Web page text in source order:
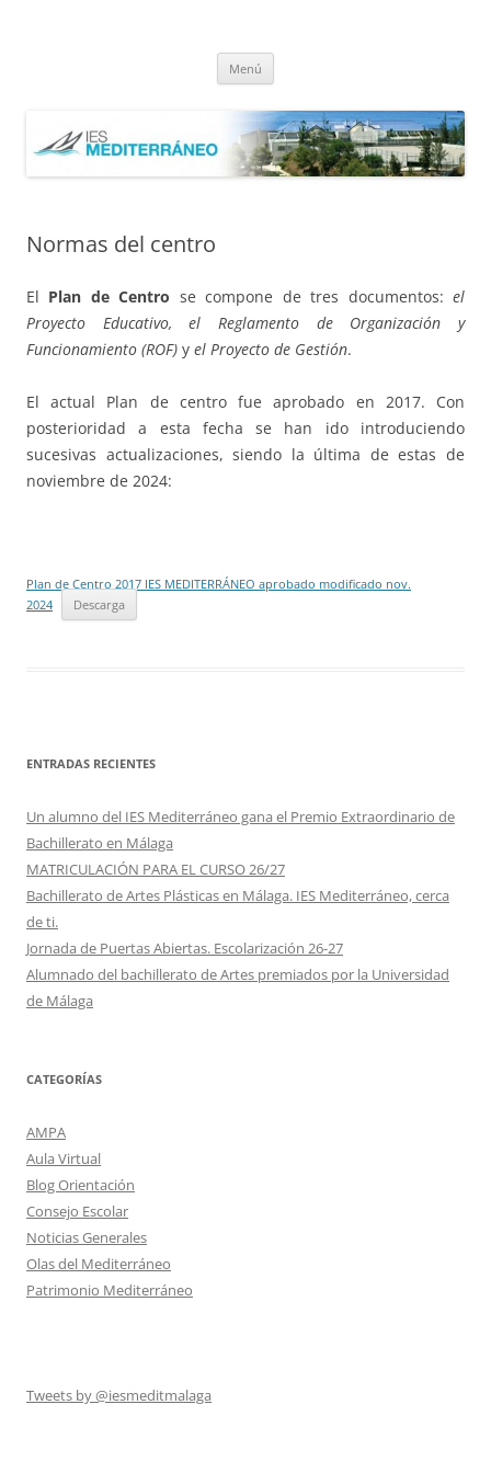
Menú
Normas del centro
El Plan de Centro se compone de tres documentos:el
Proyecto Educativo, el Reglamento de Organización y
Funcionamiento (ROF) y el Proyecto de Gestión.
El actual Plan de centro fue aprobado en 2017. Con
posterioridad a esta fecha se han ido introduciendo
sucesivas actualizaciones, siendo la última de estas de
noviembre de 2024:
Plan de Centro 2017 IES MEDITERRÁNEO aprobado modificado nov.
2024
Descarga
ENTRADAS RECIENTES
Un alumno del IES Mediterráneo gana el Premio Extraordinario de
Bachillerato en Málaga
MATRICULACIÓN PARA EL CURSO 26/27
Bachillerato de Artes Plásticas en Málaga. IES Mediterráneo, cerca
de ti.
Jornada de Puertas Abiertas. Escolarización 26-27
Alumnado del bachillerato de Artes premiados por la Universidad
de Málaga
CATEGORÍAS
AMPA
Aula Virtual
Blog Orientación
Consejo Escolar
Noticias Generales
Olas del Mediterráneo
Patrimonio Mediterráneo
Tweets by @iesmeditmalaga